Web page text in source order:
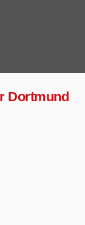
Dortmund